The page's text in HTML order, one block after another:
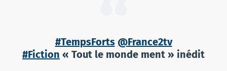
#TempsForts @France2tv
#Fiction « Tout le monde ment » inédit